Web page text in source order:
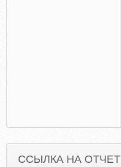
ССЫЛКА НА ОТЧЕТ